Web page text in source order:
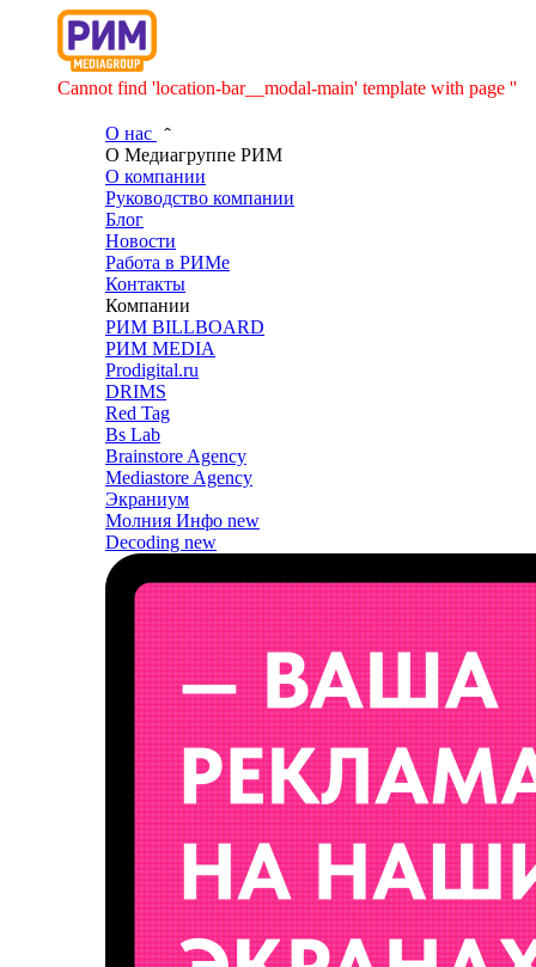
Cannot find 'location-bar__modal-main' template with page ''
О нас
О Медиагруппе РИМ
О компании
Руководство компании
Блог
Новости
Работа в РИМе
Контакты
Компании
РИМ BILLBOARD
РИМ MEDIA
Prodigital.ru
DRIMS
Red Tag
Bs Lab
Brainstore Agency
Mediastore Agency
Экраниум
Молния Инфо new
Decoding new